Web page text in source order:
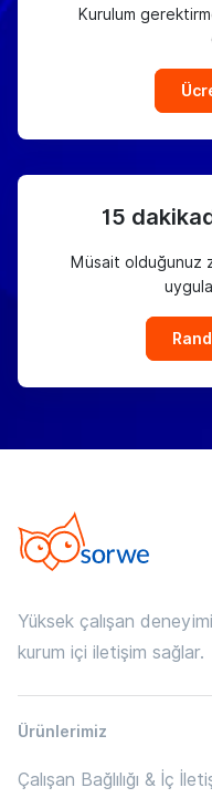
Kurulum
15
Müsait olduğunuz
Yüksek çalışan
kurum içi iletişim sağlar.
Ürünlerimiz
Çalışan Bağlılığı & İç